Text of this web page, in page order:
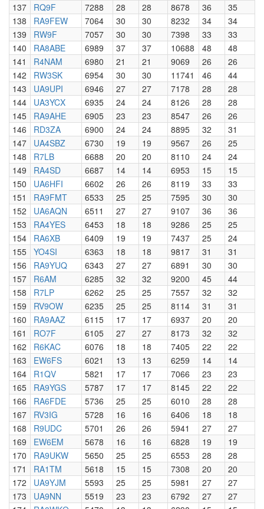
137
RQ9F 7288 28 28 8678 36
35
138
RA9FEW 7064 30 30 8232 34
34
139
RW9F 7057 30 30 7398 33
33
140
RA8ABE 6989 37 37 10688 48
48
141
R4NAM 6980 21 21 9069 26
26
142
RW3SK 6954 30 30 11741 46
44
143
UA9UPI 6946 27 27 7178 28
28
144
UA3YCX 6935 24 24 8126 28
28
145
RA9AHE 6905 23 23 8547 26
26
146
RD3ZA 6900 24 24 8895 32
31
147
UA4SBZ 6730 19 19 9567 26
25
148
R7LB 6688 20 20 8110 24
24
149
RA4SD 6687 14 14 6953 15
15
150
UA6HFI 6602 26 26 8119 33
33
151
RA9FMT 6533 25 25 7595 30
30
152
UA6AQN 6511 27 27 9107 36
36
153
RA4YES 6453 18 18 9286 25
25
154
RA6XB 6409 19 19 7437 25
24
155 YO4SI 6363 18 18 9817 31
31
156
RA9YUQ 6343 27 27 6891 30
30
157
R6AM 6285 32 32 9200 45
44
158
R7LP 6262 25 25 7557 32
32
159
RV9OW 6235 25 25 8114 31
31
160
RA9AAZ 6115 17 17 6937 20
20
161
RO7F 6105 27 27 8173 32
32
162
R6KAC 6076 18 18 7405 22
22
163
EW6FS 6021 13 13 6259 14
14
164
R1QV 5821 17 17 7066 23
23
165
RA9YGS 5787 17 17 8145 22
22
166
RA6FDE 5736 25 25 6010 28
28
167
RV3IG 5728 16 16 6406 18
18
168
R9UDC 5701 26 26 5941 27
27
169
EW6EM 5678 16 16 6828 19
19
170
RA9UKW 5650 25 25 6553 28
28
171
RA1TM 5618 15 15 7308 20
20
172
UA9YJM 5593 25 25 5981 27
27
173
UA9NN 5519 23 23 6792 27
27